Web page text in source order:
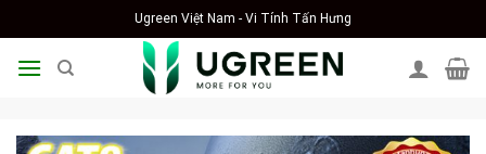
to
content
Ugreen Việt Nam - Vi Tính Tấn Hưng